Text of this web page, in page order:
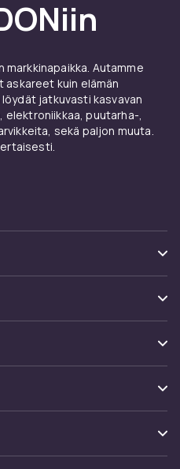
markkinapaikka. Autamme
kuin elämän
jatkuvasti kasvavan
puutarha-,
sekä paljon muuta.